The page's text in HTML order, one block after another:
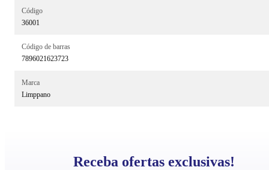
Código
36001
Código de barras
7896021623723
Marca
Limppano
Receba ofertas exclusivas!